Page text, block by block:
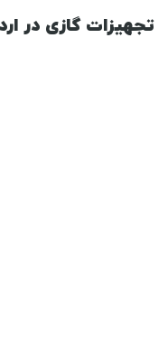
تجهیزات گازی در